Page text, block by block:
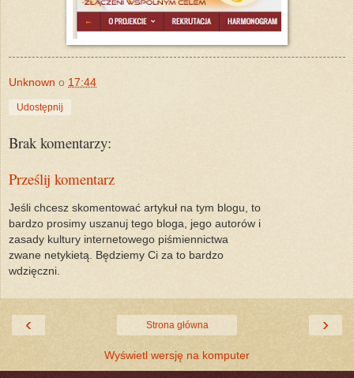
Unknown o 17:44
Udostępnij
Brak komentarzy:
Prześlij komentarz
Jeśli chcesz skomentować artykuł na tym blogu, to
bardzo prosimy uszanuj tego bloga, jego autorów i
zasady kultury internetowego piśmiennictwa
zwane netykietą. Będziemy Ci za to bardzo
wdzięczni.
‹ ›
Strona główna
Wyświetl wersję na komputer